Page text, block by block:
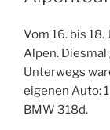
Vom 16. bis
Alpen.
Unterwegs
eigenen Auto:
BMW 318d.